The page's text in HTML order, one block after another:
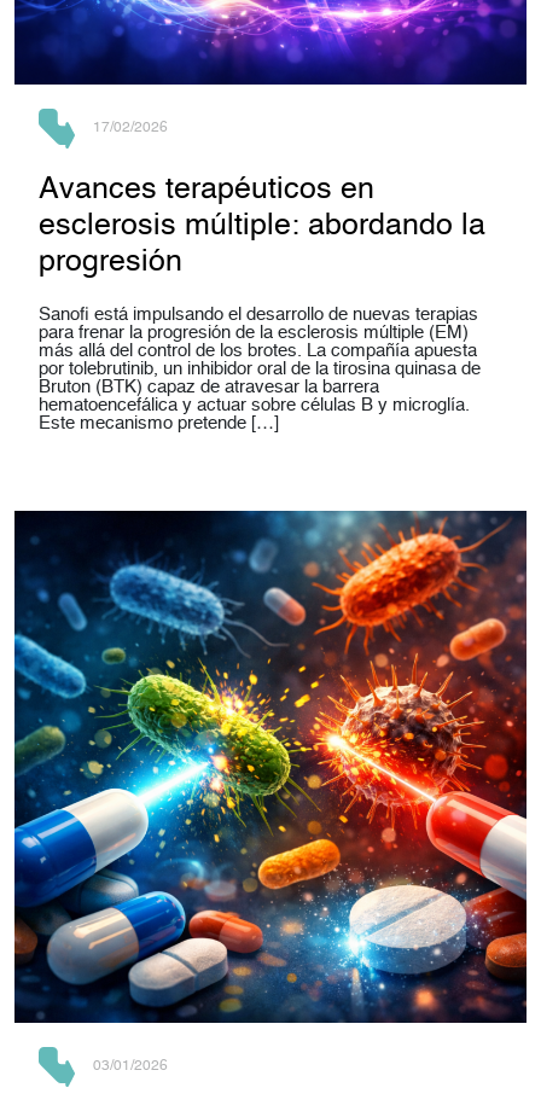
17/02/2026
Avances terapéuticos en
esclerosis múltiple: abordando la
progresión
Sanofi está impulsando el desarrollo de nuevas terapias
para frenar la progresión de la esclerosis múltiple (EM)
más allá del control de los brotes. La compañía apuesta
por tolebrutinib, un inhibidor oral de la tirosina quinasa de
Bruton (BTK) capaz de atravesar la barrera
hematoencefálica y actuar sobre células B y microglía.
Este mecanismo pretende […]
03/01/2026